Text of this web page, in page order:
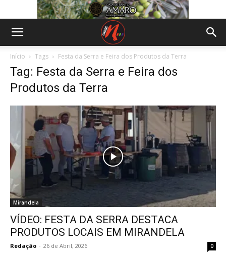
Início Tags Festa da Serra e Feira dos Produtos da Terra
Tag: Festa da Serra e Feira dos
Produtos da Terra
Mirandela
VÍDEO: FESTA DA SERRA DESTACA
PRODUTOS LOCAIS EM MIRANDELA
Redação - 26 de Abril, 2026 0